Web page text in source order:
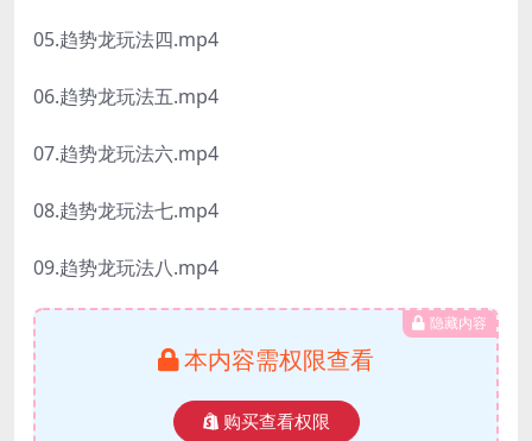
05.趋势龙玩法四.mp4
06.趋势龙玩法五.mp4
07.趋势龙玩法六.mp4
08.趋势龙玩法七.mp4
09.趋势龙玩法八.mp4
隐藏内容
本内容需权限查看
购买查看权限